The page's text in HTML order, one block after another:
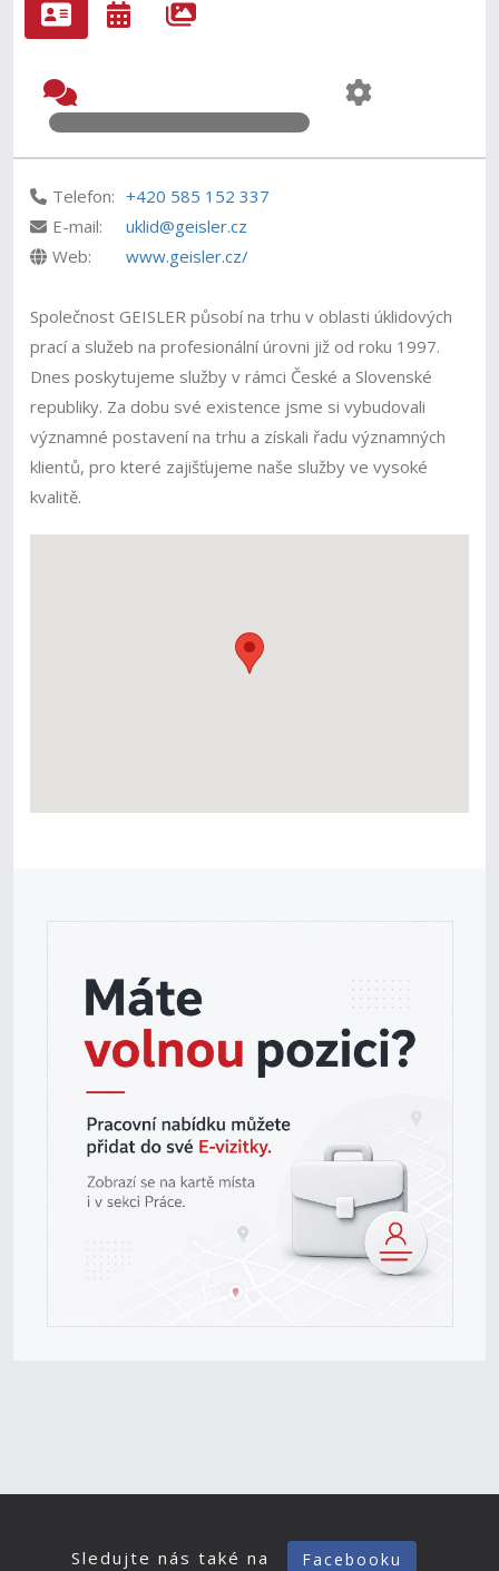
Telefon: +420 585 152 337
E-mail:
uklid@geisler.cz
Web:
www.geisler.cz/
Společnost GEISLER působí na trhu v oblasti úklidových
prací a služeb na profesionální úrovni již od roku 1997.
Dnes poskytujeme služby v rámci České a Slovenské
republiky. Za dobu své existence jsme si vybudovali
významné postavení na trhu a získali řadu významných
klientů, pro které zajišťujeme naše služby ve vysoké
kvalitě.
Sledujte nás také na Facebooku